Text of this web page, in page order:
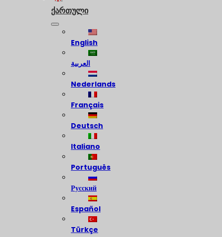
ქართული
English
العربية
Nederlands
Français
Deutsch
Italiano
Português
Русский
Español
Türkçe